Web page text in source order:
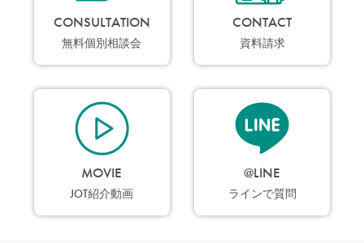
CONSULTATION
無料個別相談会
CONTACT
資料請求
MOVIE
JOT紹介動画
@LINE
ラインで質問